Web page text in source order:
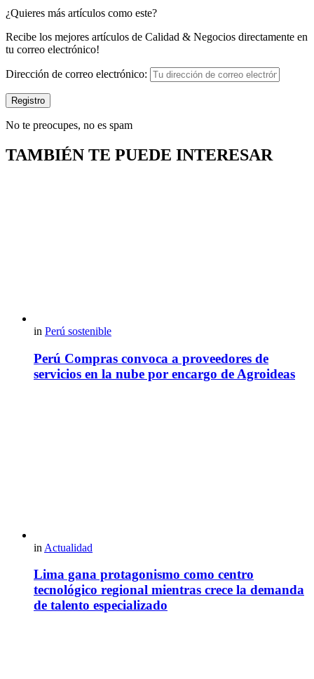
¿Quieres más artículos como este?
Recibe los mejores artículos de Calidad & Negocios directamente en
tu correo electrónico!
Dirección de correo electrónico:
No te preocupes, no es spam
TAMBIÉN TE PUEDE INTERESAR
in Perú sostenible
Perú Compras convoca a proveedores de
servicios en la nube por encargo de Agroideas
in Actualidad
Lima gana protagonismo como centro
tecnológico regional mientras crece la demanda
de talento especializado